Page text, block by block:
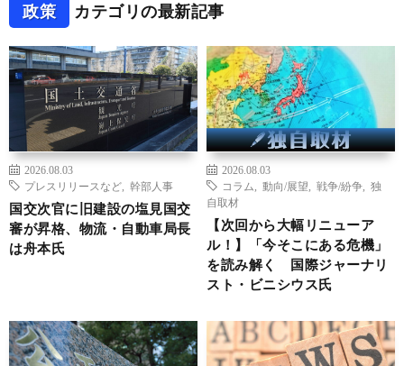
政策 カテゴリの最新記事
2026.08.03
プレスリリースなど
幹部人事
国交次官に旧建設の塩見国交
審が昇格、物流・自動車局長
は舟本氏
2026.08.03
コラム
動向/展望 戦争/紛争
独
自取材
【次回から大幅リニューア
ル！】「今そこにある危機」
を読み解く 国際ジャーナリ
スト・ビニシウス氏